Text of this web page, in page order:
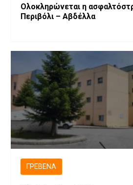
Ολοκληρώνεται η
Περιβόλι – Αβδέλλα
ΓΡΕΒΕΝΆ